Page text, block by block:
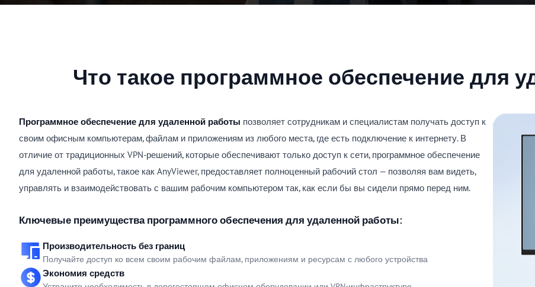
Что такое программное обеспечение для
Программное обеспечение для удаленной работы позволяет сотрудникам и специалистам получать доступ к
своим офисным компьютерам, файлам и приложениям из любого места, где есть подключение к интернету. В
отличие от традиционных VPN-решений, которые обеспечивают только доступ к сети, программное обеспечение
для удаленной работы, такое как AnyViewer, предоставляет полноценный рабочий стол — позволяя вам видеть,
управлять и взаимодействовать с вашим рабочим компьютером так, как если бы вы сидели прямо перед ним.
Ключевые преимущества программного обеспечения для удаленной работы:
Производительность без границ
Получайте доступ ко всем своим рабочим файлам, приложениям и ресурсам с любого устройства
Экономия средств